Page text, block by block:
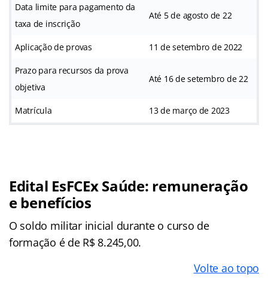
Data limite para pagamento da
taxa de inscrição
Até 5 de agosto de 22
Aplicação de provas 11 de setembro de 2022
Prazo para recursos da prova
objetiva
Até 16 de setembro de 22
Matrícula 13 de março de 2023
Edital EsFCEx Saúde: remuneração
e benefícios
O soldo militar inicial durante o curso de
formação é de R$ 8.245,00.
Volte ao topo